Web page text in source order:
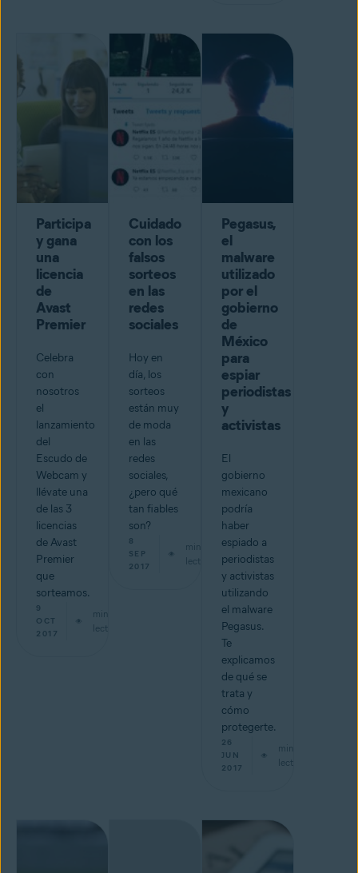
Participa
y gana
una
licencia
de
Avast
Premier
Celebra
con
nosotros
el
lanzamiento
del
Escudo de
Webcam y
llévate una
de las 3
licencias
de Avast
Premier
que
sorteamos.
9
OCT
2017
min de
lectura
Cuidado
con los
falsos
sorteos
en las
redes
sociales
Hoy en
día, los
sorteos
están muy
de moda
en las
redes
sociales,
¿pero qué
tan fiables
son?
8
SEP
2017
min de
lectura
Pegasus,
el
malware
utilizado
por el
gobierno
de
México
para
espiar
periodistas
y
activistas
El
gobierno
mexicano
podría
haber
espiado a
periodistas
y activistas
utilizando
el malware
Pegasus.
Te
explicamos
de qué se
trata y
cómo
protegerte.
26
JUN
2017
min de
lectura